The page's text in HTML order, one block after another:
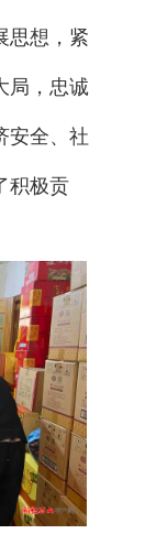
思想，紧
局，忠诚
安全、社
积极贡